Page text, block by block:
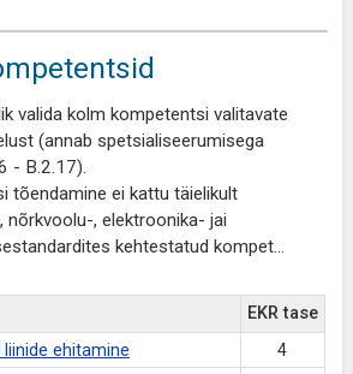
valida kolm kompetentsi valitavate
(annab spetsialiseerumisega
- B.2.17).
tõendamine ei kattu täielikult
nõrkvoolu-, elektroonika- jai
kehtestatud kompet...
EKR tase
liinide ehitamine 4